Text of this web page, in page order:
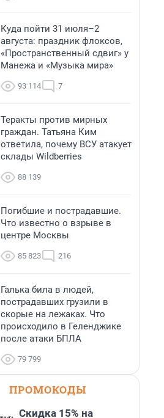
Куда пойти 31 июля–2
августа: праздник флоксов,
«Пространственный сдвиг» у
Манежа и «Музыка мира»
93 114 7
Теракты против мирных
граждан. Татьяна Ким
ответила, почему ВСУ атакует
склады Wildberries
88 139
Погибшие и пострадавшие.
Что известно о взрыве в
центре Москвы
85 823 216
Галька била в людей,
пострадавших грузили в
скорые на лежаках. Что
происходило в Геленджике
после атаки БПЛА
79 799
ПРОМОКОДЫ
Скидка 15% на